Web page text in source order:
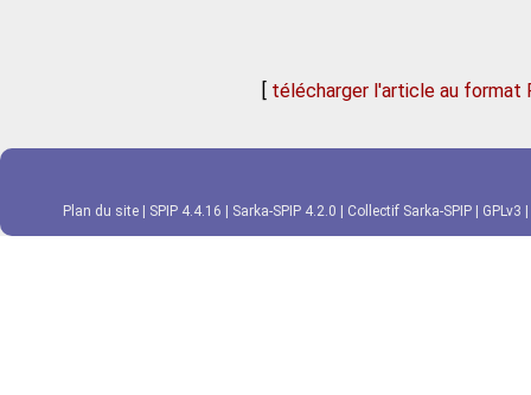
[ télécharger l'article au format
Plan du site SPIP 4.4.16 Sarka-SPIP 4.2.0 Collectif Sarka-SPIP GPLv3